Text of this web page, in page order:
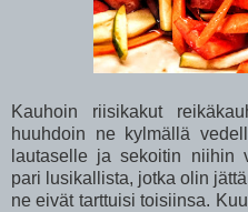
Kauhoin riisikakut
huuhdoin ne kylmällä
lautaselle ja sekoitin niihin
pari lusikallista, jotka olin
ne eivät tarttuisi toisiinsa.